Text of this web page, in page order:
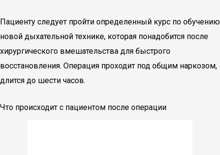
Пациенту следует пройти определенный курс по обучению
новой дыхательной технике, которая понадобится после
хирургического вмешательства для быстрого
восстановления. Операция проходит под общим наркозом,
длится до шести часов.
Что происходит с пациентом после операции